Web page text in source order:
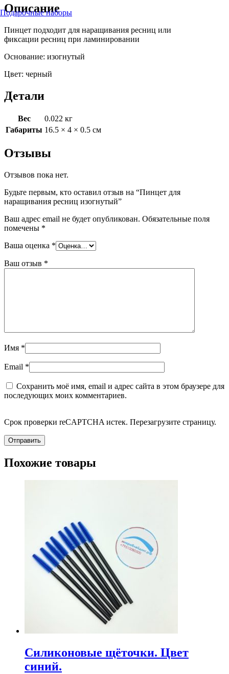
Подарочные наборы
Описание
Пинцет подходит для наращивания ресниц или
фиксации ресниц при ламинировании
Основание: изогнутый
Цвет: черный
Детали
Вес
0.022 кг
Габариты 16.5 × 4 × 0.5 см
Отзывы
Отзывов пока нет.
Будьте первым, кто оставил отзыв на “Пинцет для
наращивания ресниц изогнутый”
Ваш адрес email не будет опубликован. Обязательные поля
помечены *
Ваша оценка *
Ваш отзыв *
Имя *
Email *
Сохранить моё имя, email и адрес сайта в этом браузере для
последующих моих комментариев.
Срок проверки reCAPTCHA истек. Перезагрузите страницу.
Похожие товары
Силиконовые щёточки. Цвет
синий.